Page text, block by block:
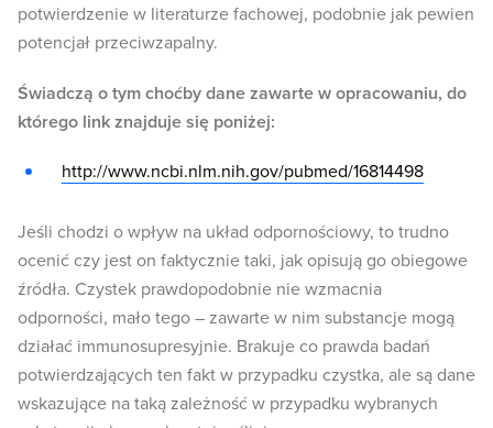
potwierdzenie w literaturze fachowej, podobnie jak pewien
potencjał przeciwzapalny.
Świadczą o tym choćby dane zawarte w opracowaniu, do
którego link znajduje się poniżej:
http://www.ncbi.nlm.nih.gov/pubmed/16814498
Jeśli chodzi o wpływ na układ odpornościowy, to trudno
ocenić czy jest on faktycznie taki, jak opisują go obiegowe
źródła. Czystek prawdopodobnie nie wzmacnia
odporności, mało tego – zawarte w nim substancje mogą
działać immunosupresyjnie. Brakuje co prawda badań
potwierdzających ten fakt w przypadku czystka, ale są dane
wskazujące na taką zależność w przypadku wybranych